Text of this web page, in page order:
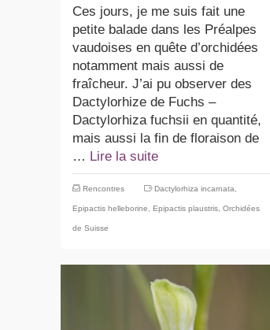
Ces jours, je me suis fait une
petite balade dans les Préalpes
vaudoises en quête d’orchidées
notamment mais aussi de
fraîcheur. J’ai pu observer des
Dactylorhize de Fuchs –
Dactylorhiza fuchsii en quantité,
mais aussi la fin de floraison de
… Lire la suite
Rencontres Dactylorhiza incarnata,
Epipactis helleborine, Epipactis plaustris,Orchidées
de Suisse